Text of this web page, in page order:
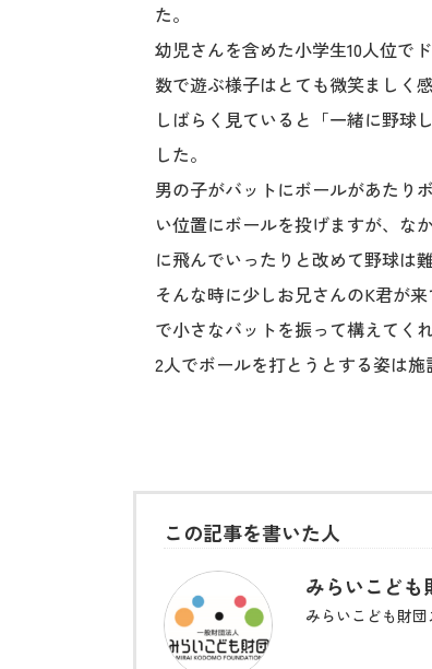
た。
幼児さんを含めた小学生10人位で
数で遊ぶ様子はとても微笑ましく
しばらく見ていると「一緒に野球
した。
男の子がバットにボールがあたり
い位置にボールを投げますが、な
に飛んでいったりと改めて野球は
そんな時に少しお兄さんのK君が
で小さなバットを振って構えてくれ
2人でボールを打とうとする姿は
この記事を書いた人
みらいこども
みらいこども財団